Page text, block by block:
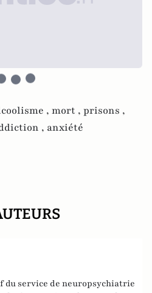
, mort , prisons ,
, anxiété
du service de neuropsychiatrie